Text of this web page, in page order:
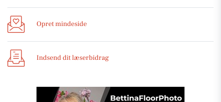
Opret mindeside
Indsend dit læserbidrag